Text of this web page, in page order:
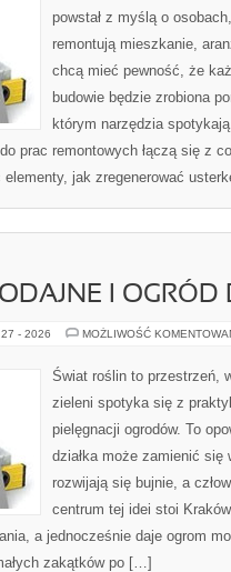
powstał z myślą o
remontują mieszkanie,
chcą mieć pewność, że
budowie będzie zrobiona
którym narzędzia
prac remontowych łączą się z
jak zregenerować
I
- 2026 MOŻLIWOŚĆ
Świat roślin to przestrzeń,
zieleni spotyka się z
pielęgnacji ogrodów. To
działka może zamienić
rozwijają się bujnie, a
centrum tej idei stoi
a jednocześnie daje ogrom
zakątków po […]